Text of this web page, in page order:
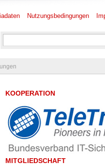
Nutzungsbedingungen
KOOPERATION
MITGLIEDSCHAFT